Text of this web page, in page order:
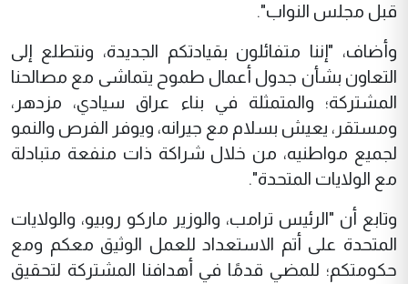
قبل مجلس النواب".
وأضاف، "إننا متفائلون بقيادتكم الجديدة، ونتطلع إلى
التعاون بشأن جدول أعمال طموح يتماشى مع مصالحنا
المشتركة؛ والمتمثلة في بناء عراق سيادي، مزدهر،
ومستقر، يعيش بسلام مع جيرانه، ويوفر الفرص والنمو
لجميع مواطنيه، من خلال شراكة ذات منفعة متبادلة
مع الولايات المتحدة".
وتابع أن "الرئيس ترامب، والوزير ماركو روبيو، والولايات
المتحدة على أتم الاستعداد للعمل الوثيق معكم ومع
حكومتكم؛ للمضي قدمًا في أهدافنا المشتركة لتحقيق